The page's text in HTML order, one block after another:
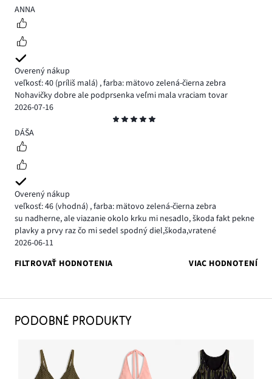
4
ANNA
Overený nákup
veľkosť: 40 (príliš malá) ,farba: mätovo zelená-čierna zebra
Nohavičky dobre ale podprsenka veľmi mala vraciam tovar
2026-07-16
5
DÁŠA
Overený nákup
veľkosť: 46 (vhodná) ,farba: mätovo zelená-čierna zebra
su nadherne, ale viazanie okolo krku mi nesadlo, škoda fakt pekne
plavky a prvy raz čo mi sedel spodný diel,škoda,vratené
2026-06-11
FILTROVAŤ HODNOTENIA
VIAC HODNOTENÍ
PODOBNÉ PRODUKTY